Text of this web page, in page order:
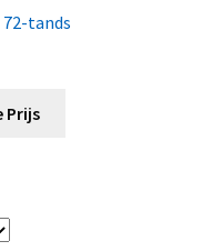
tands
Prijs